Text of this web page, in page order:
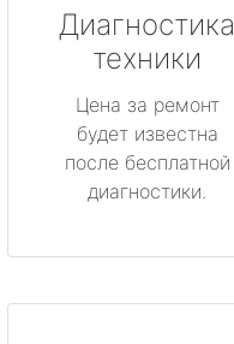
Диагностика
техники
Цена за ремонт
будет известна
после бесплатной
диагностики.